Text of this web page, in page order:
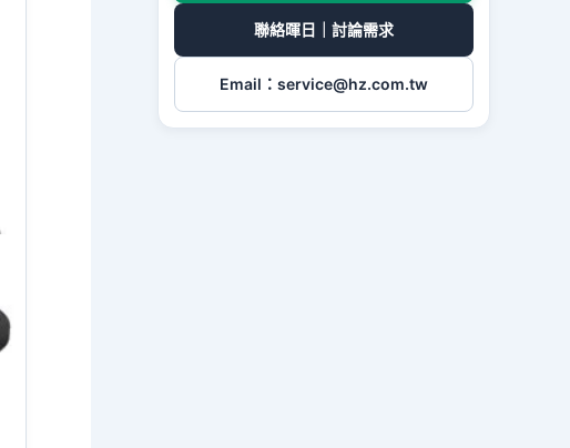
聯絡暉日｜討論需求
Email： service@hz.com.tw